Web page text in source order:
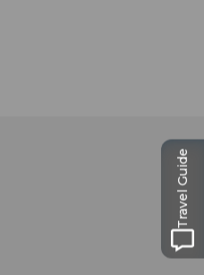
Travel Guide